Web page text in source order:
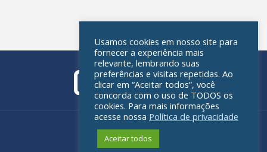
Política de privacidade
Usamos cookies em nosso site para
fornecer a experiência mais
relevante, lembrando suas
preferências e visitas repetidas. Ao
clicar em “Aceitar todos”, você
concorda com o uso de TODOS os
cookies. Para mais informações
acesse nossa Política de privacidade
Aceitar todos